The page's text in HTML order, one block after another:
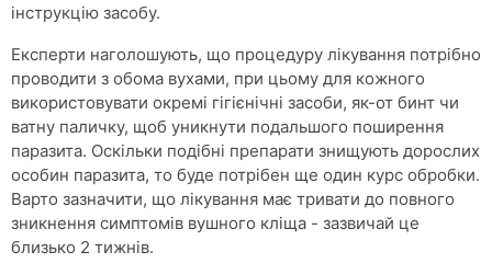
інструкцію засобу.
Експерти наголошують, що процедуру лікування потрібно
проводити з обома вухами, при цьому для кожного
використовувати окремі гігієнічні засоби, як-от бинт чи
ватну паличку, щоб уникнути подальшого поширення
паразита. Оскільки подібні препарати знищують дорослих
особин паразита, то буде потрібен ще один курс обробки.
Варто зазначити, що лікування має тривати до повного
зникнення симптомів вушного кліща - зазвичай це
близько 2 тижнів.